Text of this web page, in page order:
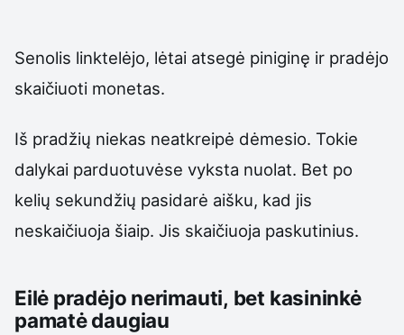
Senolis linktelėjo, lėtai atsegė piniginę ir pradėjo
skaičiuoti monetas.
Iš pradžių niekas neatkreipė dėmesio. Tokie
dalykai parduotuvėse vyksta nuolat. Bet po
kelių sekundžių pasidarė aišku, kad jis
neskaičiuoja šiaip. Jis skaičiuoja paskutinius.
Eilė pradėjo nerimauti, bet kasininkė
pamatė daugiau